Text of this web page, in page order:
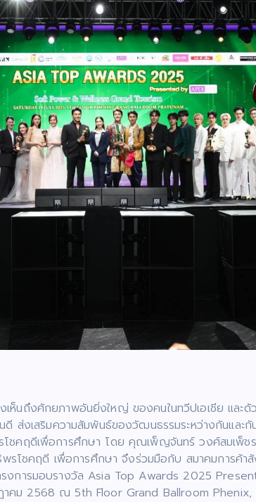
ห็นถึงศักยภาพอันยิ่งใหญ่ ของคนในทวีปเอเชีย และ
ดี ส่งเสริมความสัมพันธ์ของวัฒนธรรมระหว่างกันและกั
ชคฤดีเพื่อการศึกษา โดย คุณเพ็ญจันทร์ วงศ์สมเพ็ช
ธิพรโชคฤดี เพื่อการศึกษา จึงร่วมมือกับ สมาคมการ
รงการมอบรางวัล Asia Top Awards 2025
าคม 2568 ณ 5th Floor Grand Ballroom Phenix,